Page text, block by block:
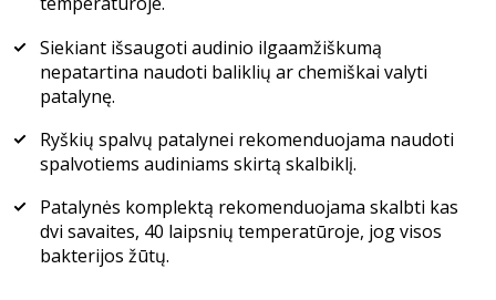
Siekiant išsaugoti audinio ilgaamžiškumą
nepatartina naudoti baliklių ar chemiškai valyti
patalynę.
Ryškių spalvų patalynei rekomenduojama naudoti
spalvotiems audiniams skirtą skalbiklį.
Patalynės komplektą rekomenduojama skalbti kas
dvi savaites, 40 laipsnių temperatūroje, jog visos
bakterijos žūtų.